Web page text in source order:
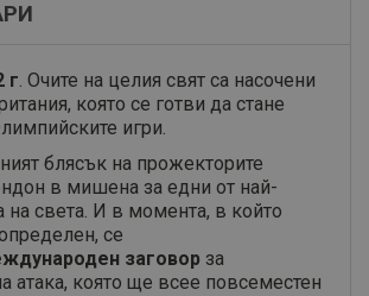
г. Очите на целия свят са насочени
която се готви да стане
игри.
блясък на прожекторите
в мишена за едни от най-
на света. И в момента, в който
се
заговор за
атака, която ще всее повсеместен